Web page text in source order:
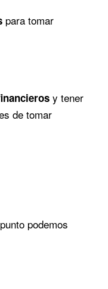
para tomar
y tener
de tomar
podemos